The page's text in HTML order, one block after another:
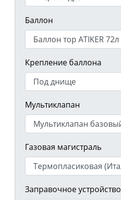
Баллон
Крепление баллона
Мультиклапан
Газовая магистраль
Заправочное устройство